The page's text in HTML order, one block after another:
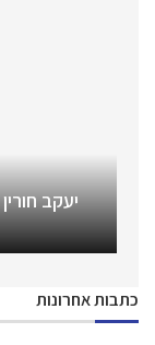
יעקב חורין
כתבות אחרונות